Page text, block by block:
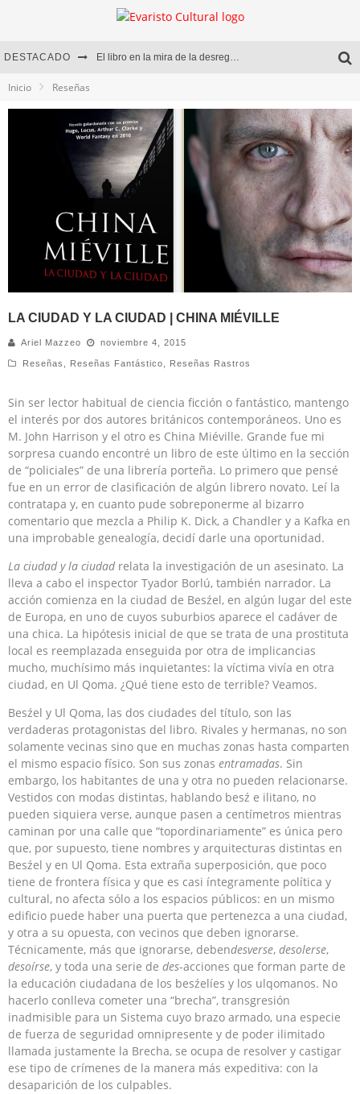
DESTACADO El libro en la mira de la desregulación
Diego Meret | Hotel Acapulco
Alejandra Correa | La nieve
Inicio Reseñas
LA CIUDAD Y LA CIUDAD | CHINA MIÉVILLE
Ariel Mazzeo noviembre 4, 2015
Reseñas Reseñas Fantástico Reseñas Rastros
Sin ser lector habitual de ciencia ficción o fantástico, mantengo
el interés por dos autores británicos contemporáneos. Uno es
M. John Harrison y el otro es China Miéville. Grande fue mi
sorpresa cuando encontré un libro de este último en la sección
de “policiales” de una librería porteña. Lo primero que pensé
fue en un error de clasificación de algún librero novato. Leí la
contratapa y, en cuanto pude sobreponerme al bizarro
comentario que mezcla a Philip K. Dick, a Chandler y a Kafka en
una improbable genealogía, decidí darle una oportunidad.
La ciudad y la ciudad relata la investigación de un asesinato. La
lleva a cabo el inspector Tyador Borlú, también narrador. La
acción comienza en la ciudad de Besźel, en algún lugar del este
de Europa, en uno de cuyos suburbios aparece el cadáver de
una chica. La hipótesis inicial de que se trata de una prostituta
local es reemplazada enseguida por otra de implicancias
mucho, muchísimo más inquietantes: la víctima vivía en otra
ciudad, en Ul Qoma. ¿Qué tiene esto de terrible? Veamos.
Besźel y Ul Qoma, las dos ciudades del título, son las
verdaderas protagonistas del libro. Rivales y hermanas, no son
solamente vecinas sino que en muchas zonas hasta comparten
el mismo espacio físico. Son sus zonas entramadas. Sin
embargo, los habitantes de una y otra no pueden relacionarse.
Vestidos con modas distintas, hablando besź e ilitano, no
pueden siquiera verse, aunque pasen a centímetros mientras
caminan por una calle que “topordinariamente” es única pero
que, por supuesto, tiene nombres y arquitecturas distintas en
Besźel y en Ul Qoma. Esta extraña superposición, que poco
tiene de frontera física y que es casi íntegramente política y
cultural, no afecta sólo a los espacios públicos: en un mismo
edificio puede haber una puerta que pertenezca a una ciudad,
y otra a su opuesta, con vecinos que deben ignorarse.
Técnicamente, más que ignorarse, debendesverse, desolerse,
desoírse, y toda una serie de des-acciones que forman parte de
la educación ciudadana de los besźelíes y los ulqomanos. No
hacerlo conlleva cometer una “brecha”, transgresión
inadmisible para un Sistema cuyo brazo armado, una especie
de fuerza de seguridad omnipresente y de poder ilimitado
llamada justamente la Brecha, se ocupa de resolver y castigar
ese tipo de crímenes de la manera más expeditiva: con la
desaparición de los culpables.